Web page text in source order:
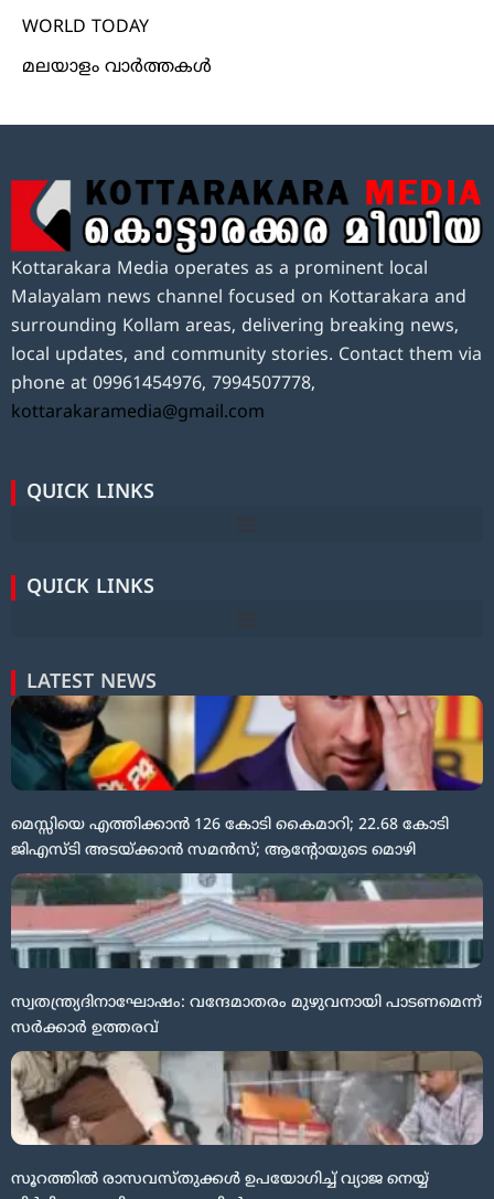
WORLD TODAY
മലയാളം വാർത്തകൾ
Kottarakara Media operates as a prominent local
Malayalam news channel focused on Kottarakara and
surrounding Kollam areas, delivering breaking news,
local updates, and community stories. Contact them via
phone at 09961454976, 7994507778,
kottarakaramedia@gmail.com
QUICK LINKS
QUICK LINKS
LATEST NEWS
മെസ്സിയെ എത്തിക്കാൻ 126 കോടി കൈമാറി; 22.68 കോടി
ജിഎസ്ടി അടയ്ക്കാൻ സമൻസ്; ആന്റോയുടെ മൊഴി
സ്വതന്ത്ര്യദിനാഘോഷം: വന്ദേമാതരം മുഴുവനായി പാടണമെന്ന്
സർക്കാർ ഉത്തരവ്
സൂറത്തിൽ രാസവസ്തുക്കൾ ഉപയോഗിച്ച് വ്യാജ നെയ്യ്